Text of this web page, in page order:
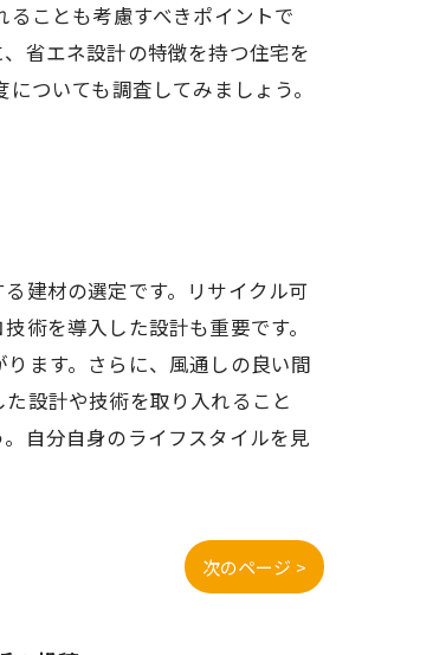
ことも考慮すべきポイントで
省エネ設計の特徴を持つ住宅を
ついても調査してみましょう。
建材の選定です。リサイクル可
術を導入した設計も重要です。
ます。さらに、風通しの良い間
設計や技術を取り入れること
自分自身のライフスタイルを見
次のページ >